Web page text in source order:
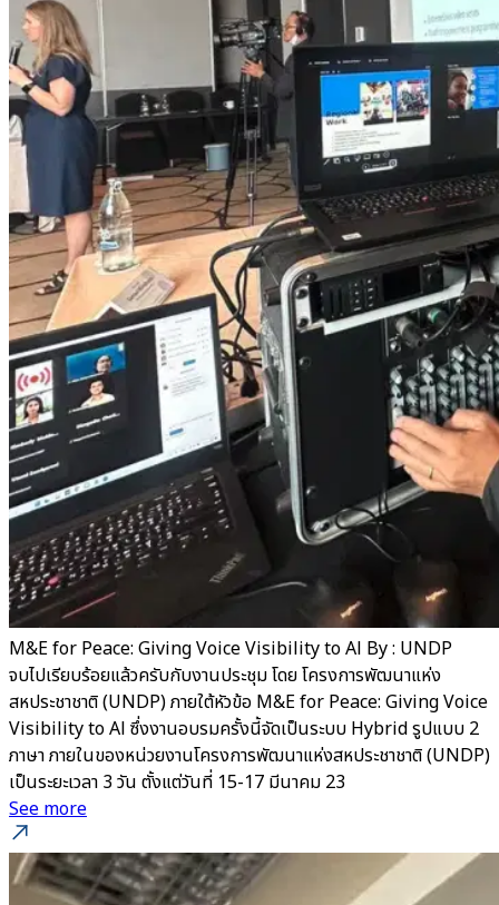
M&E for Peace: Giving Voice Visibility to Al By : UNDP
จบไปเรียบร้อยแล้วครับกับงานประชุม โดย โครงการพัฒนาแห่ง
สหประชาชาติ (UNDP) ภายใต้หัวข้อ M&E for Peace: Giving Voice
Visibility to Al ซึ่งงานอบรมครั้งนี้จัดเป็นระบบ Hybrid รูปแบบ 2
ภาษา ภายในของหน่วยงานโครงการพัฒนาแห่งสหประชาชาติ (UNDP)
เป็นระยะเวลา 3 วัน ตั้งแต่วันที่ 15-17 มีนาคม 23
See more